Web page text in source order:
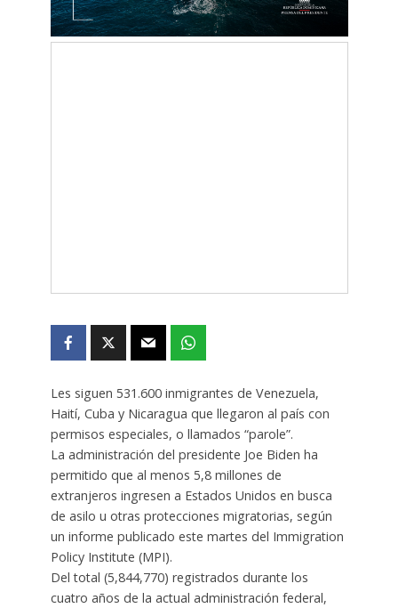
Les siguen 531.600 inmigrantes de Venezuela,
Haití, Cuba y Nicaragua que llegaron al país con
permisos especiales, o llamados “parole”.
La administración del presidente Joe Biden ha
permitido que al menos 5,8 millones de
extranjeros ingresen a Estados Unidos en busca
de asilo u otras protecciones migratorias, según
un informe publicado este martes del Immigration
Policy Institute (MPI).
Del total (5,844,770) registrados durante los
cuatro años de la actual administración federal,